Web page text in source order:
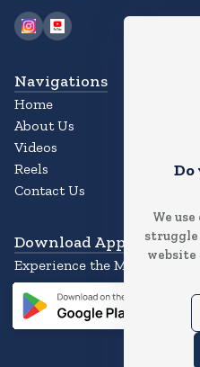
Do
We
struggle
website
Navigations
Home
About Us
Videos
Reels
Contact Us
Download App
Experience the Magic of the